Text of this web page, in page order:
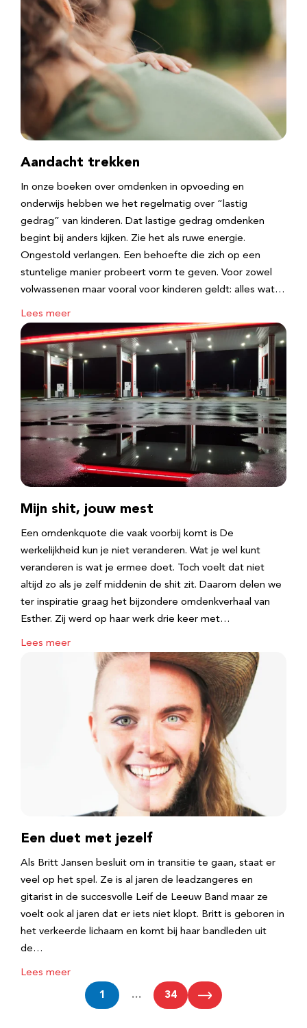
Aandacht trekken
In onze boeken over omdenken in opvoeding en
onderwijs hebben we het regelmatig over “lastig
gedrag” van kinderen. Dat lastige gedrag omdenken
begint bij anders kijken. Zie het als ruwe energie.
Ongestold verlangen. Een behoefte die zich op een
stuntelige manier probeert vorm te geven. Voor zowel
volwassenen maar vooral voor kinderen geldt: alles wat…
Lees meer
Mijn shit, jouw mest
Een omdenkquote die vaak voorbij komt is De
werkelijkheid kun je niet veranderen. Wat je wel kunt
veranderen is wat je ermee doet. Toch voelt dat niet
altijd zo als je zelf middenin de shit zit. Daarom delen we
ter inspiratie graag het bijzondere omdenkverhaal van
Esther. Zij werd op haar werk drie keer met…
Lees meer
Een duet met jezelf
Als Britt Jansen besluit om in transitie te gaan, staat er
veel op het spel. Ze is al jaren de leadzangeres en
gitarist in de succesvolle Leif de Leeuw Band maar ze
voelt ook al jaren dat er iets niet klopt. Britt is geboren in
het verkeerde lichaam en komt bij haar bandleden uit
de…
Lees meer
1 … 34